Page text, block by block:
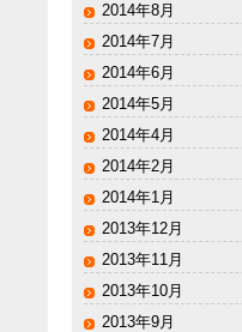
2014年8月
2014年7月
2014年6月
2014年5月
2014年4月
2014年2月
2014年1月
2013年12月
2013年11月
2013年10月
2013年9月